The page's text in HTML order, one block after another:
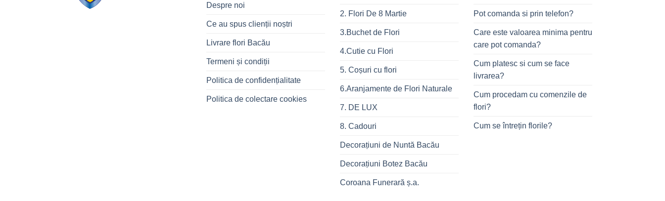
Despre noi
Ce au spus clienții noștri
Livrare flori Bacău
Termeni și condiții
Politica de confidențialitate
Politica de colectare cookies
2. Flori De 8 Martie
3.Buchet de Flori
4.Cutie cu Flori
5. Coșuri cu flori
6.Aranjamente de Flori Naturale
7. DE LUX
8. Cadouri
Decorațiuni de Nuntă Bacău
Decorațiuni Botez Bacău
Coroana Funerară ș.a.
Pot comanda si prin telefon?
Care este valoarea minima pentru
care pot comanda?
Cum platesc si cum se face
livrarea?
Cum procedam cu comenzile de
flori?
Cum se întrețin florile?